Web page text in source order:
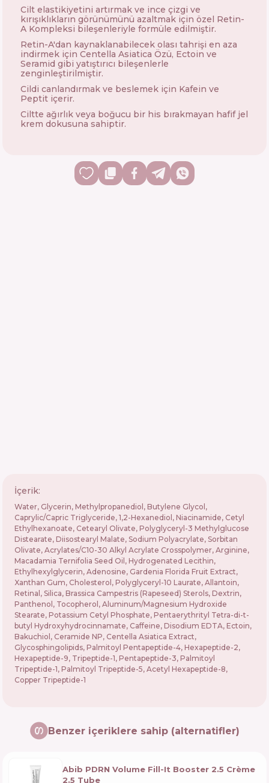
Cilt elastikiyetini artırmak ve ince çizgi ve
kırışıklıkların görünümünü azaltmak için özel Retin-
A Kompleksi bileşenleriyle formüle edilmiştir.
Retin-A'dan kaynaklanabilecek olası tahrişi en aza
indirmek için Centella Asiatica Özü, Ectoin ve
Seramid gibi yatıştırıcı bileşenlerle
zenginleştirilmiştir.
Cildi canlandırmak ve beslemek için Kafein ve
Peptit içerir.
Ciltte ağırlık veya boğucu bir his bırakmayan hafif jel
krem ​​dokusuna sahiptir.
İçerik:
Water, Glycerin, Methylpropanediol, Butylene Glycol,
Caprylic/Capric Triglyceride, 1,2-Hexanediol, Niacinamide, Cetyl
Ethylhexanoate, Cetearyl Olivate, Polyglyceryl-3 Methylglucose
Distearate, Diisostearyl Malate, Sodium Polyacrylate, Sorbitan
Olivate, Acrylates/C10-30 Alkyl Acrylate Crosspolymer, Arginine,
Macadamia Ternifolia Seed Oil, Hydrogenated Lecithin,
Ethylhexylglycerin, Adenosine, Gardenia Florida Fruit Extract,
Xanthan Gum, Cholesterol, Polyglyceryl-10 Laurate, Allantoin,
Retinal, Silica, Brassica Campestris (Rapeseed) Sterols, Dextrin,
Panthenol, Tocopherol, Aluminum/Magnesium Hydroxide
Stearate, Potassium Cetyl Phosphate, Pentaerythrityl Tetra-di-t-
butyl Hydroxyhydrocinnamate, Caffeine, Disodium EDTA, Ectoin,
Bakuchiol, Ceramide NP, Centella Asiatica Extract,
Glycosphingolipids, Palmitoyl Pentapeptide-4, Hexapeptide-2,
Hexapeptide-9, Tripeptide-1, Pentapeptide-3, Palmitoyl
Tripeptide-1, Palmitoyl Tripeptide-5, Acetyl Hexapeptide-8,
Copper Tripeptide-1
Benzer içeriklere sahip (alternatifler)
Abib PDRN Volume Fill-It Booster 2.5 Crème
2.5 Tube